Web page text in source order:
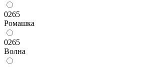
0265
Ромашка
0265
Волна